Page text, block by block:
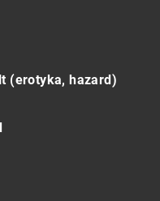
(erotyka, hazard)